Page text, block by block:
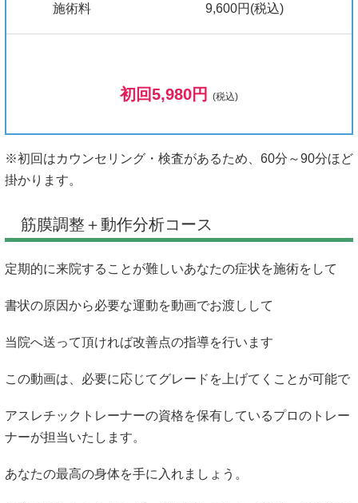
施術料 9,600円(税込)
初回5,980円 (税込)
※初回はカウンセリング・検査があるため、60分～90分ほど
掛かります。
筋膜調整＋動作分析コース
定期的に来院することが難しいあなたの症状を施術をして
書状の原因から必要な運動を動画でお渡しして
当院へ送って頂ければ改善点の指導を行います
この動画は、必要に応じてグレードを上げてくことが可能で
アスレチックトレーナーの資格を保有しているプロのトレー
ナーが担当いたします。
あなたの最高の身体を手に入れましょう。